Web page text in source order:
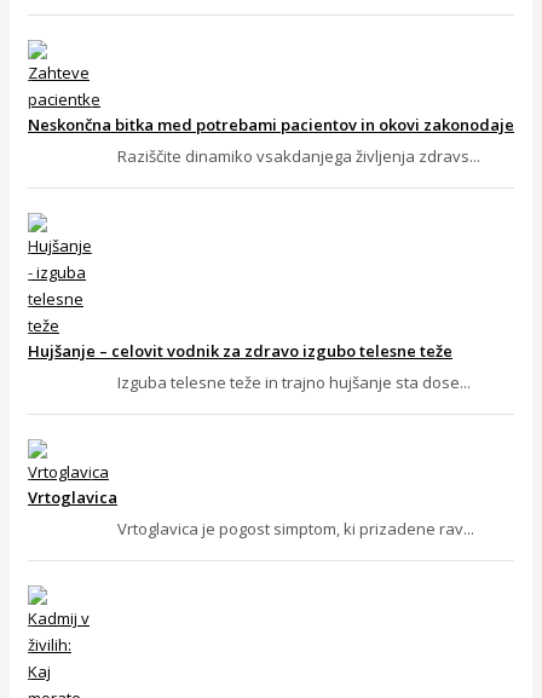
Neskončna bitka med potrebami pacientov in okovi zakonodaje
Raziščite dinamiko vsakdanjega življenja zdravs...
Hujšanje – celovit vodnik za zdravo izgubo telesne teže
Izguba telesne teže in trajno hujšanje sta dose...
Vrtoglavica
Vrtoglavica je pogost simptom, ki prizadene rav...